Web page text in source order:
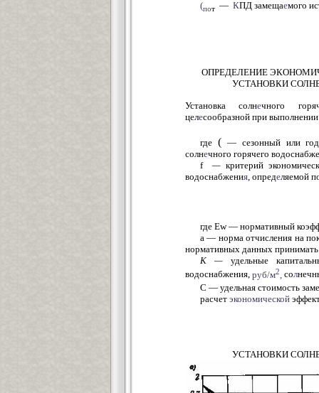
(пот — КПД замещаемого
ОПРЕДЕЛЕНИЕ
УСТАНОВКИ
Установка солнечного
целесообразной при
где ( — сезонный или
солнечного горячего
f
— критерий
водоснабжения, определяемой
где Ew — нормативный
a — норма отчисления на
нормативных данных принимать
К — удельные
водоснабжения, руб/м2 сол
С — удельная стоимость
расчет экономической
УСТАНОВКИ